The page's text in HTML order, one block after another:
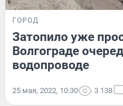
ГОРОД
Затопило уже
Волгограде
водопроводе
25 мая, 2022, 10:30 3 138